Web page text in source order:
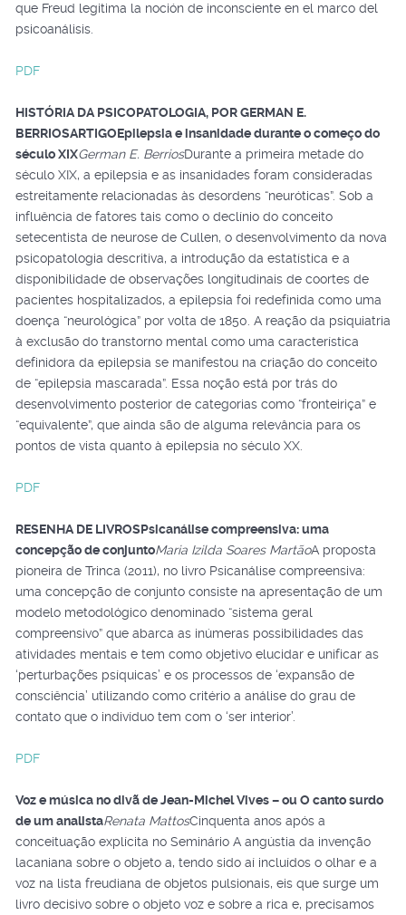
que Freud legitima la noción de inconsciente en el marco del
psicoanálisis.
PDF
HISTÓRIA DA PSICOPATOLOGIA, POR GERMAN E.
BERRIOSARTIGOEpilepsia e insanidade durante o começo do
século XIXGerman E. BerriosDurante a primeira metade do
século XIX, a epilepsia e as insanidades foram consideradas
estreitamente relacionadas às desordens “neuróticas”. Sob a
influência de fatores tais como o declínio do conceito
setecentista de neurose de Cullen, o desenvolvimento da nova
psicopatologia descritiva, a introdução da estatística e a
disponibilidade de observações longitudinais de coortes de
pacientes hospitalizados, a epilepsia foi redefinida como uma
doença “neurológica” por volta de 1850. A reação da psiquiatria
à exclusão do transtorno mental como uma característica
definidora da epilepsia se manifestou na criação do conceito
de “epilepsia mascarada”. Essa noção está por trás do
desenvolvimento posterior de categorias como “fronteiriça” e
“equivalente”, que ainda são de alguma relevância para os
pontos de vista quanto à epilepsia no século XX.
PDF
RESENHA DE LIVROSPsicanálise compreensiva: uma
concepção de conjuntoMaria Izilda Soares MartãoA proposta
pioneira de Trinca (2011), no livro Psicanálise compreensiva:
uma concepção de conjunto consiste na apresentação de um
modelo metodológico denominado “sistema geral
compreensivo” que abarca as inúmeras possibilidades das
atividades mentais e tem como objetivo elucidar e unificar as
‘perturbações psíquicas’ e os processos de ‘expansão de
consciência’ utilizando como critério a análise do grau de
contato que o indivíduo tem com o ‘ser interior’.
PDF
Voz e música no divã de Jean-Michel Vives – ou O canto surdo
de um analistaRenata MattosCinquenta anos após a
conceituação explícita no Seminário A angústia da invenção
lacaniana sobre o objeto a, tendo sido aí incluídos o olhar e a
voz na lista freudiana de objetos pulsionais, eis que surge um
livro decisivo sobre o objeto voz e sobre a rica e, precisamos